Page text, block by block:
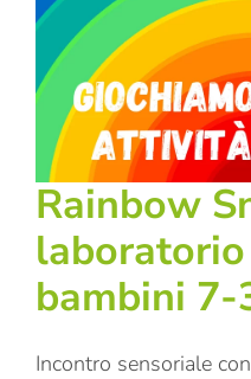
Rainbow
bambini 7-
Incontro sensoriale